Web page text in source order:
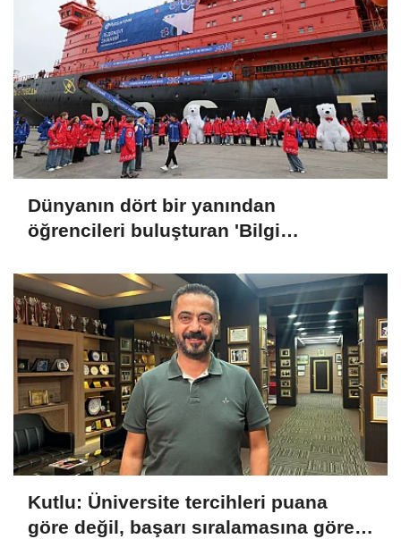
Dünyanın dört bir yanından
öğrencileri buluşturan 'Bilgi
Kutlu: Üniversite tercihleri puana
göre değil, başarı sıralamasına göre